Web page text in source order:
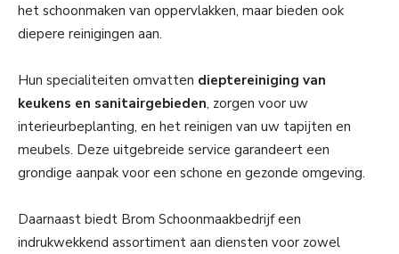
het schoonmaken van oppervlakken, maar bieden ook
diepere reinigingen aan.
Hun specialiteiten omvatten dieptereiniging van
keukens en sanitairgebieden, zorgen voor uw
interieurbeplanting, en het reinigen van uw tapijten en
meubels. Deze uitgebreide service garandeert een
grondige aanpak voor een schone en gezonde omgeving.
Daarnaast biedt Brom Schoonmaakbedrijf een
indrukwekkend assortiment aan diensten voor zowel